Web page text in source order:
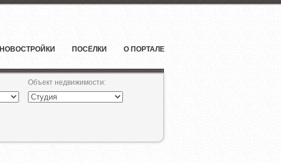
НОВОСТРОЙКИ ПОСЁЛКИ О ПОРТАЛЕ
Объект недвижимости: